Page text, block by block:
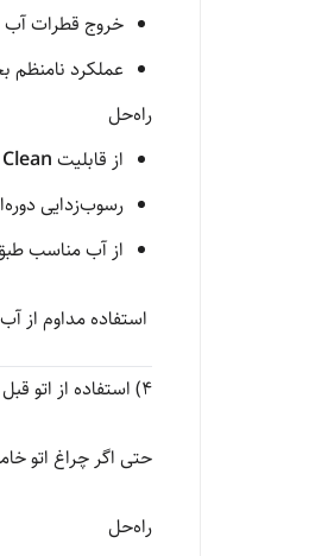
خروج قطرات آب
عملکرد نامنظم
راه‌حل
از قابلیت
رسوب‌زدایی
از آب مناسب
استفاده مداوم از
4) استفاده از اتو قبل از رسیدن به دمای پایدار
حتی اگر چراغ اتو
راه‌حل